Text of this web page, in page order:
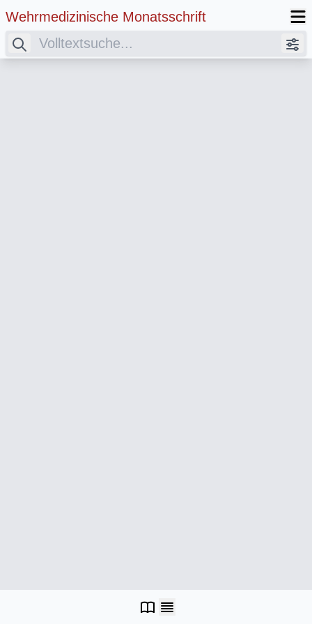
Wehrmedizinische Monatsschrift